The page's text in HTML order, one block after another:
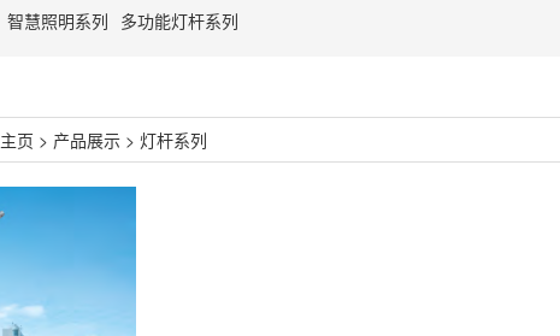
智慧照明系列 多功能灯杆系列
主页 > 产品展示 > 灯杆系列